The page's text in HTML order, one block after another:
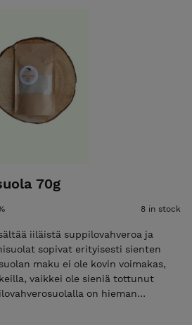
70g
8 in stock
iiläistä suppilovahveroa ja
sopivat erityisesti sienten
maku ei ole kovin voimakas,
vaikkei ole sieniä tottunut
on hieman